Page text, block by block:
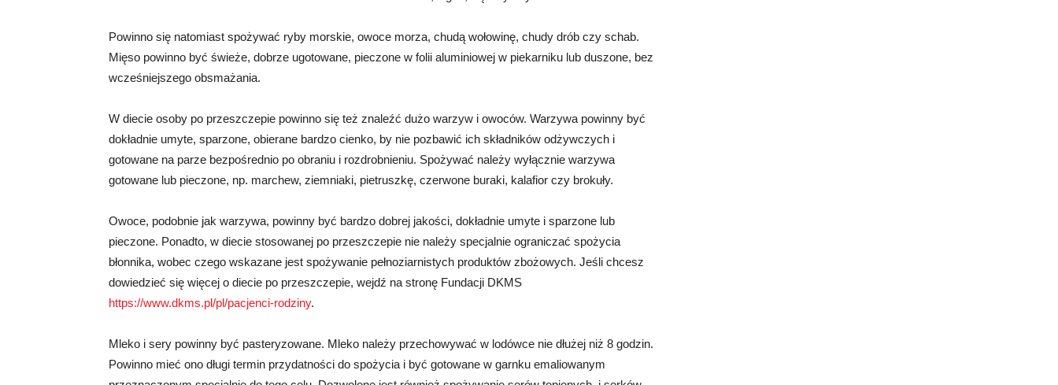
Powinno się natomiast spożywać ryby morskie, owoce morza, chudą wołowinę, chudy drób czy schab.
Mięso powinno być świeże, dobrze ugotowane, pieczone w folii aluminiowej w piekarniku lub duszone, bez
wcześniejszego obsmażania.
W diecie osoby po przeszczepie powinno się też znaleźć dużo warzyw i owoców. Warzywa powinny być
dokładnie umyte, sparzone, obierane bardzo cienko, by nie pozbawić ich składników odżywczych i
gotowane na parze bezpośrednio po obraniu i rozdrobnieniu. Spożywać należy wyłącznie warzywa
gotowane lub pieczone, np. marchew, ziemniaki, pietruszkę, czerwone buraki, kalafior czy brokuły.
Owoce, podobnie jak warzywa, powinny być bardzo dobrej jakości, dokładnie umyte i sparzone lub
pieczone. Ponadto, w diecie stosowanej po przeszczepie nie należy specjalnie ograniczać spożycia
błonnika, wobec czego wskazane jest spożywanie pełnoziarnistych produktów zbożowych. Jeśli chcesz
dowiedzieć się więcej o diecie po przeszczepie, wejdź na stronę Fundacji DKMS
https://www.dkms.pl/pl/pacjenci-rodziny.
Mleko i sery powinny być pasteryzowane. Mleko należy przechowywać w lodówce nie dłużej niż 8 godzin.
Powinno mieć ono długi termin przydatności do spożycia i być gotowane w garnku emaliowanym